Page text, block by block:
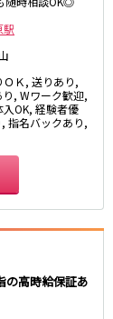
駅
Ｋ, 送りあり,
, Wワーク歓迎,
OK, 経験者優
指名バックあり,
の高時給保証あ